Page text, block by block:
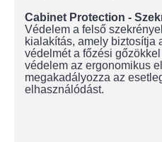
Cabinet Protection -
Védelem a felső
kialakítás, amely biztosítja
védelmét a főzési
védelem az ergonomikus
megakadályozza az
elhasználódást.